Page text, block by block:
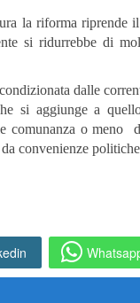
la riforma riprende
si ridurrebbe di
dalle
si aggiunge a
comunanza o meno
convenienze